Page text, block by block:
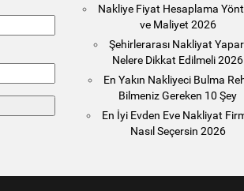
Nakliye Fiyat Hesaplama
ve Maliyet 2026
Şehirlerarası Nakliyat
Nelere Dikkat Edilmeli 2026
En Yakın Nakliyeci Bulma
Bilmeniz Gereken 10 Şey
En İyi Evden Eve Nakliyat
Nasıl Seçersin 2026